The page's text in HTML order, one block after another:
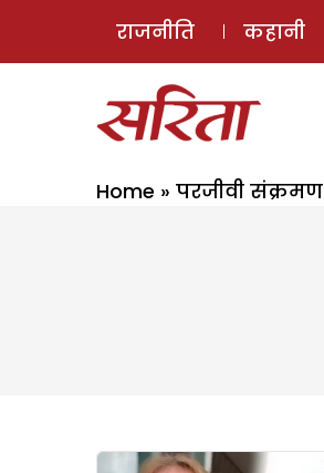
राजनीति कहानी
Home » परजीवी संक्रमण